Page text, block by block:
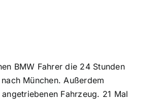
BMW Fahrer die 24 Stunden
München. Außerdem
Fahrzeug. 21 Mal